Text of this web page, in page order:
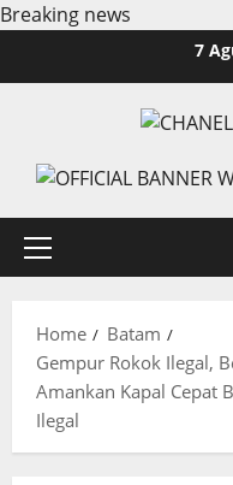
Breaking news
7
Primary
Home
Batam
Gempur Rokok Ilegal,
Amankan Kapal Cepat
Ilegal